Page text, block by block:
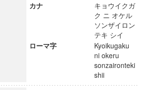
カナ
キョウイクガ
ク ニ オケル
ソンザイロン
テキ シイ
ローマ字
Kyoikugaku
ni okeru
sonzaironteki
shii